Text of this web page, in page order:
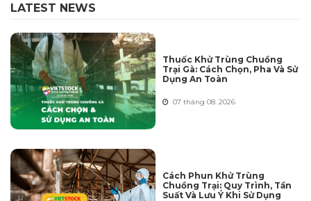
LATEST NEWS
Thuốc Khử Trùng Chuồng
Trại Gà: Cách Chọn, Pha Và Sử
Dụng An Toàn
07 tháng 08. 2026
Cách Phun Khử Trùng
Chuồng Trại: Quy Trình, Tần
Suất Và Lưu Ý Khi Sử Dụng